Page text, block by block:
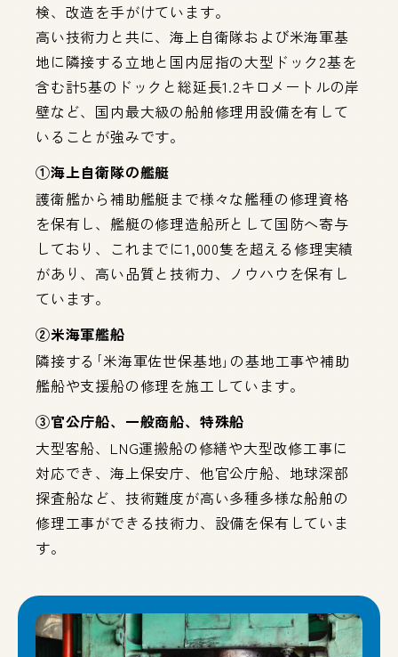
検、改造を手がけています。
高い技術力と共に、海上自衛隊および米海軍基
地に隣接する立地と国内屈指の大型ドック2基を
含む計5基のドックと総延長1.2キロメートルの岸
壁など、国内最大級の船舶修理用設備を有して
いることが強みです。
①海上自衛隊の艦艇
護衛艦から補助艦艇まで様々な艦種の修理資格
を保有し、艦艇の修理造船所として国防へ寄与
しており、これまでに1,000隻を超える修理実績
があり、高い品質と技術力、ノウハウを保有し
ています。
②米海軍艦船
隣接する｢米海軍佐世保基地｣の基地工事や補助
艦船や支援船の修理を施工しています。
③官公庁船、一般商船、特殊船
大型客船、LNG運搬船の修繕や大型改修工事に
対応でき、海上保安庁、他官公庁船、地球深部
探査船など、技術難度が高い多種多様な船舶の
修理工事ができる技術力、設備を保有していま
す。